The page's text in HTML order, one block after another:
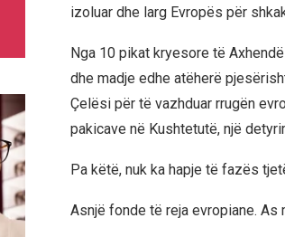
izoluar dhe larg Evropës për
Nga 10 pikat kryesore të
dhe madje edhe atëherë
Çelësi për të vazhduar rrugën
pakicave në Kushtetutë, një
Pa këtë, nuk ka hapje të fazës
Asnjë fonde të reja evropiane.